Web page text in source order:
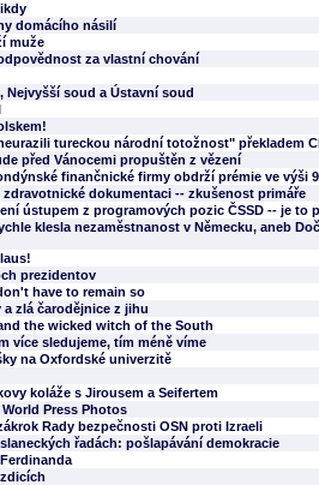
domácího násilí
muže
za vlastní chování
Nejvyšší soud a Ústavní soud
tureckou národní totožnost" překladem
před Vánocemi propuštěn z vězení
finančnické firmy obdrží prémie ve výši
dokumentaci -- zkušenost primáře
ústupem z programových pozic ČSSD -- je to
klesla nezaměstnanost v Německu, aneb
prezidentov
have to remain so
zlá čarodějnice z jihu
the wicked witch of the South
více sledujeme, tím méně víme
na Oxfordské univerzitě
koláže s Jirousem a Seifertem
Press Photos
Rady bezpečnosti OSN proti Izraeli
řadách: pošlapávání demokracie